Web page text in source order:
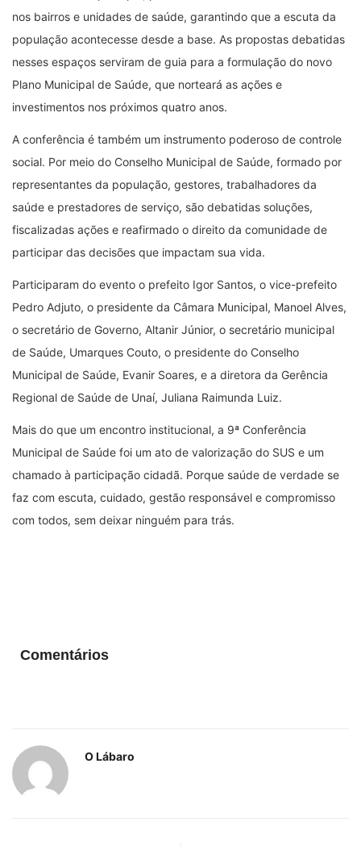
nos bairros e unidades de saúde, garantindo que a escuta da
população acontecesse desde a base. As propostas debatidas
nesses espaços serviram de guia para a formulação do novo
Plano Municipal de Saúde, que norteará as ações e
investimentos nos próximos quatro anos.
A conferência é também um instrumento poderoso de controle
social. Por meio do Conselho Municipal de Saúde, formado por
representantes da população, gestores, trabalhadores da
saúde e prestadores de serviço, são debatidas soluções,
fiscalizadas ações e reafirmado o direito da comunidade de
participar das decisões que impactam sua vida.
Participaram do evento o prefeito Igor Santos, o vice-prefeito
Pedro Adjuto, o presidente da Câmara Municipal, Manoel Alves,
o secretário de Governo, Altanir Júnior, o secretário municipal
de Saúde, Umarques Couto, o presidente do Conselho
Municipal de Saúde, Evanir Soares, e a diretora da Gerência
Regional de Saúde de Unaí, Juliana Raimunda Luiz.
Mais do que um encontro institucional, a 9ª Conferência
Municipal de Saúde foi um ato de valorização do SUS e um
chamado à participação cidadã. Porque saúde de verdade se
faz com escuta, cuidado, gestão responsável e compromisso
com todos, sem deixar ninguém para trás.
Comentários
O Lábaro